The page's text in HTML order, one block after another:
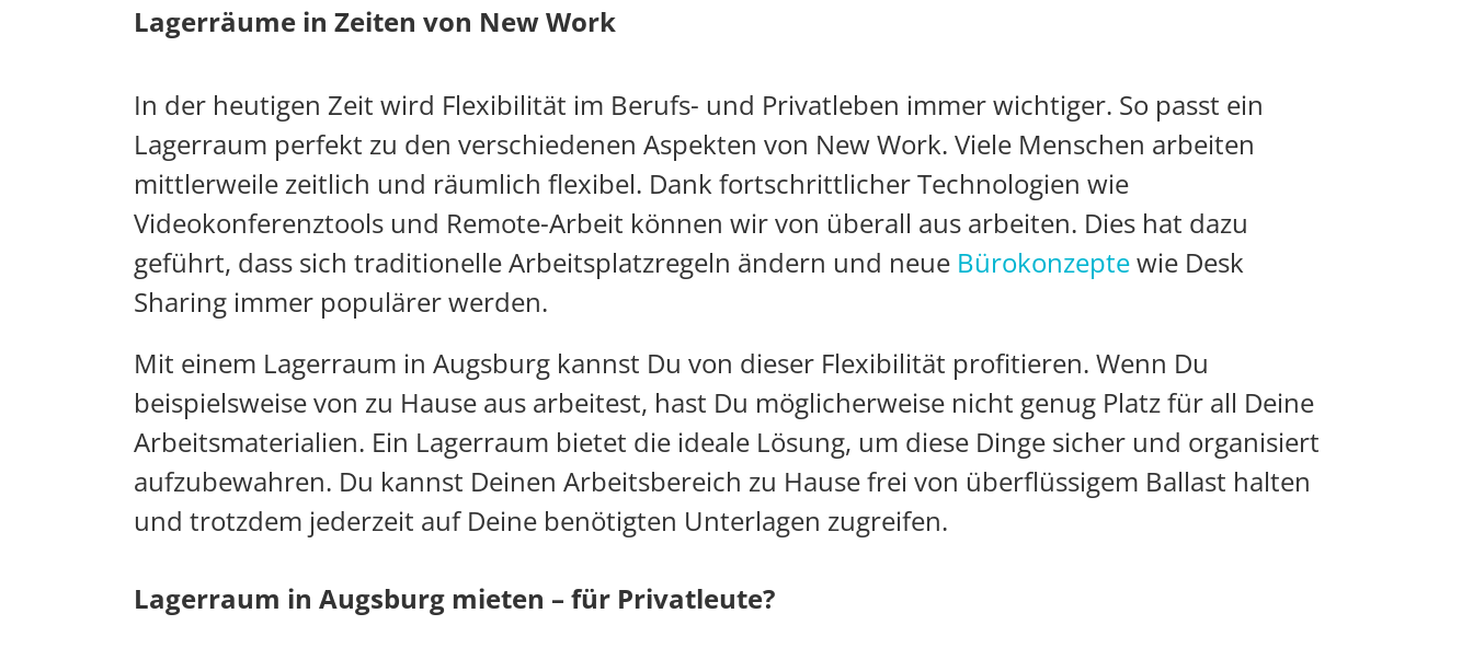
Lagerräume in Zeiten von New Work
In der heutigen Zeit wird Flexibilität im Berufs- und Privatleben immer wichtiger. So passt ein
Lagerraum perfekt zu den verschiedenen Aspekten von New Work. Viele Menschen arbeiten
mittlerweile zeitlich und räumlich flexibel. Dank fortschrittlicher Technologien wie
Videokonferenztools und Remote-Arbeit können wir von überall aus arbeiten. Dies hat dazu
geführt, dass sich traditionelle Arbeitsplatzregeln ändern und neue Bürokonzeptewie Desk
Sharing immer populärer werden.
Mit einem Lagerraum in Augsburg kannst Du von dieser Flexibilität profitieren. Wenn Du
beispielsweise von zu Hause aus arbeitest, hast Du möglicherweise nicht genug Platz für all Deine
Arbeitsmaterialien. Ein Lagerraum bietet die ideale Lösung, um diese Dinge sicher und organisiert
aufzubewahren. Du kannst Deinen Arbeitsbereich zu Hause frei von überflüssigem Ballast halten
und trotzdem jederzeit auf Deine benötigten Unterlagen zugreifen.
Lagerraum in Augsburg mieten – für Privatleute?